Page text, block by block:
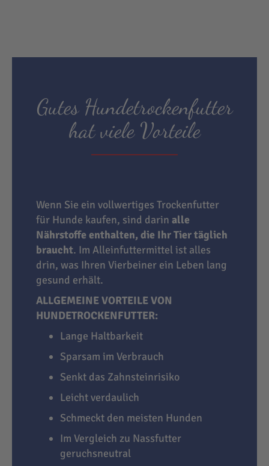
Gutes Hundetrockenfutter
hat viele Vorteile
Wenn Sie ein vollwertiges Trockenfutter
für Hunde kaufen, sind darin alle
Nährstoffe enthalten, die Ihr Tier täglich
braucht. Im Alleinfuttermittel ist alles
drin, was Ihren Vierbeiner ein Leben lang
gesund erhält.
ALLGEMEINE VORTEILE VON
HUNDETROCKENFUTTER:
Lange Haltbarkeit
Sparsam im Verbrauch
Senkt das Zahnsteinrisiko
Leicht verdaulich
Schmeckt den meisten Hunden
Im Vergleich zu Nassfutter
geruchsneutral